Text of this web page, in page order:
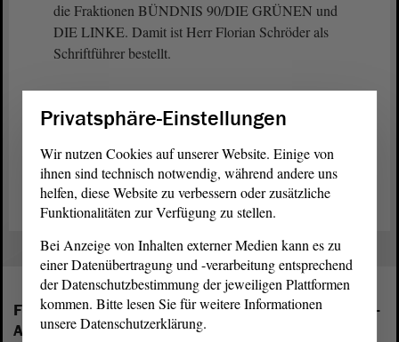
die Fraktionen BÜNDNIS 90/DIE GRÜNEN und
DIE LINKE. Damit ist Herr Florian Schröder als
Schriftführer bestellt.
Zurück zur Landtagssitzung
Folgende Fraktionen sind im Landtag von Sachsen-
Anhalt vertreten:
Privatsphäre-Einstellungen
Wir nutzen Cookies auf unserer Website. Einige von
ihnen sind technisch notwendig, während andere uns
helfen, diese Website zu verbessern oder zusätzliche
Funktionalitäten zur Verfügung zu stellen.
Bei Anzeige von Inhalten externer Medien kann es zu
einer Datenübertragung und -verarbeitung entsprechend
der Datenschutzbestimmung der jeweiligen Plattformen
kommen. Bitte lesen Sie für weitere Informationen
unsere Datenschutzerklärung.